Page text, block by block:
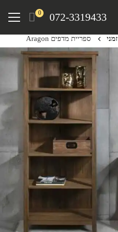
072-3319433
0
Menu
זמני ספריית מדפים Aragon